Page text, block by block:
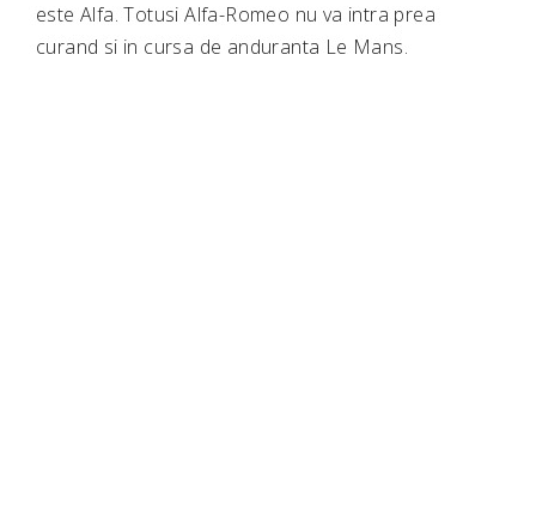
este Alfa. Totusi Alfa-Romeo nu va intra prea
curand si in cursa de anduranta Le Mans.